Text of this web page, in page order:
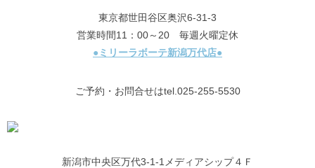
東京都世田谷区奥沢6-31-3
営業時間11：00～20 毎週火曜定休
●ミリーラボーテ新潟万代店●
ご予約・お問合せはtel.025-255-5530
新潟市中央区万代3-1-1メディアシップ４Ｆ